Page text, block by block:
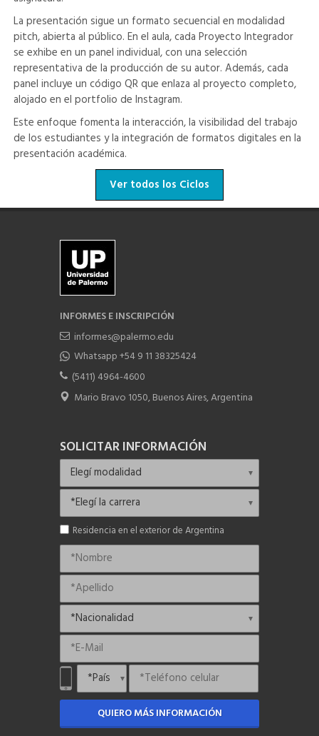
La presentación sigue un formato secuencial en modalidad
pitch, abierta al público. En el aula, cada Proyecto Integrador
se exhibe en un panel individual, con una selección
representativa de la producción de su autor. Además, cada
panel incluye un código QR que enlaza al proyecto completo,
alojado en el portfolio de Instagram.
Este enfoque fomenta la interacción, la visibilidad del trabajo
de los estudiantes y la integración de formatos digitales en la
presentación académica.
Ver todos los Ciclos
INFORMES E INSCRIPCIÓN
informes@palermo.edu
Whatsapp +54 9 11 38325424
(5411) 4964-4600
Mario Bravo 1050, Buenos Aires, Argentina
SOLICITAR INFORMACIÓN
Residencia en el exterior de Argentina
QUIERO MÁS INFORMACIÓN